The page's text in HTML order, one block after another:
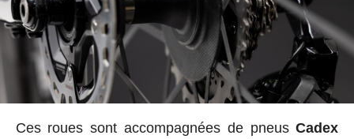
Ces roues sont accompagnées de pneusCadex